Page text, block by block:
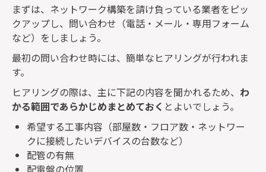
まずは、ネットワーク構築を請け負っている業者をピッ
クアップし、問い合わせ（電話・メール・専用フォーム
など）をしましょう。
最初の問い合わせ時には、簡単なヒアリングが行われま
す。
ヒアリングの際は、主に下記の内容を聞かれるため、 わ
かる範囲であらかじめまとめておく とよいでしょう。
希望する工事内容（部屋数・フロア数・ネットワー
クに接続したいデバイスの台数など）
配管の有無
配電盤の位置